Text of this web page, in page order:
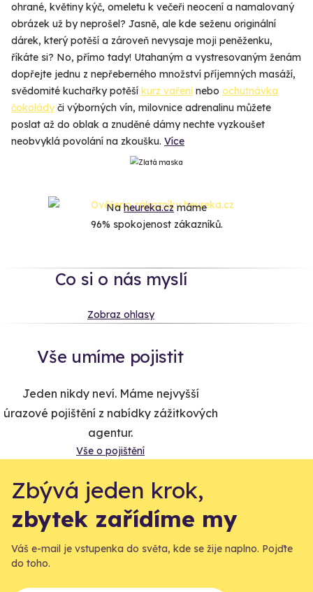
ohrané, květiny kýč, omeletu k večeři neocení a namalovaný
obrázek už by neprošel? Jasně, ale kde seženu originální
dárek, který potěší a zároveň nevysaje moji peněženku,
říkáte si? No, přímo tady! Utahaným a vystresovaným ženám
dopřejte jednu z nepřeberného množství příjemných masáží,
svědomité kuchařky potěší kurz vaření nebo ochutnávka
čokolády či výborných vín, milovnice adrenalinu můžete
poslat až do oblak a znuděné dámy nechte vyzkoušet
neobvyklá povolání na zkoušku. Více
Naheureka.czmáme
96% spokojenost zákazníků.
Co si o nás myslí
Zobraz ohlasy
Vše umíme pojistit
Jeden nikdy neví. Máme nejvyšší
úrazové pojištění z nabídky zážitkových
agentur.
Vše o pojištění
Zbývá jeden krok,
zbytek zařídíme my
Váš e-mail je vstupenka do světa, kde se žije naplno. Pojďte
do toho.